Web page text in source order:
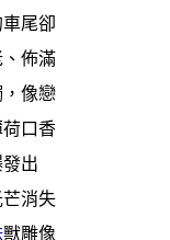
尾卻
佈滿
像戀
口香
出
消失
獸雕像